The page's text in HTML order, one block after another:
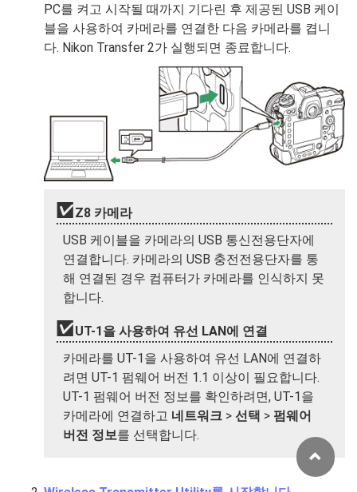
PC를 켜고 시작될 때까지 기다린 후 제공된 USB 케이
블을 사용하여 카메라를 연결한 다음 카메라를 켭니
다. Nikon Transfer 2가 실행되면 종료합니다.
Z8 카메라
USB 케이블을 카메라의 USB 통신전용단자에
연결합니다. 카메라의 USB 충전전용단자를 통
해 연결된 경우 컴퓨터가 카메라를 인식하지 못
합니다.
UT-1을 사용하여 유선 LAN에 연결
카메라를 UT-1을 사용하여 유선 LAN에 연결하
려면 UT-1 펌웨어 버전 1.1 이상이 필요합니다.
UT-1 펌웨어 버전 정보를 확인하려면, UT-1을
카메라에 연결하고 네트워크 > 선택 > 펌웨어
버전 정보를 선택합니다.